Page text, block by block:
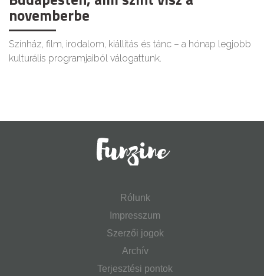
novemberbe
Színház, film, irodalom, kiállítás és tánc – a hónap legjobb
kulturális programjaiból válogattunk.
Rólunk
Impresszum
Szerzői jogok
Archív
Terjesztési pontok